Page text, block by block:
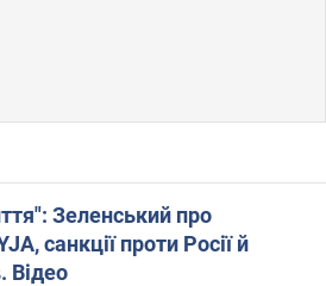
Зеленський про
санкції проти Росії й
Відео